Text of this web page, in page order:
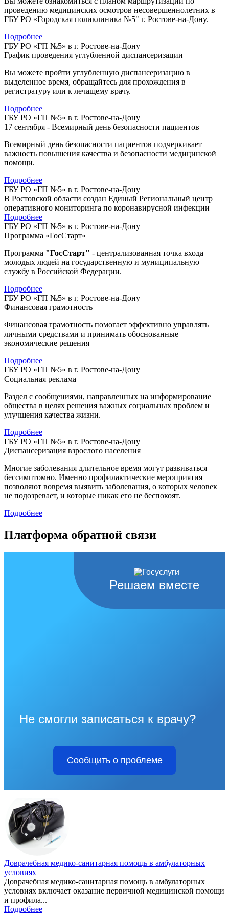
проведению медицинских осмотров несовершеннолетних в
ГБУ РО «Городская поликлиника №5" г. Ростове-на-Дону.
Подробнее
ГБУ РО «ГП №5» в г. Ростове-на-Дону
График проведения углубленной диспансеризации
Вы можете пройти углубленную диспансеризацию в
выделенное время, обращайтесь для прохождения в
регистратуру или к лечащему врачу.
Подробнее
ГБУ РО «ГП №5» в г. Ростове-на-Дону
17 сентября - Всемирный день безопасности пациентов
Всемирный день безопасности пациентов подчеркивает
важность повышения качества и безопасности медицинской
помощи.
Подробнее
ГБУ РО «ГП №5» в г. Ростове-на-Дону
В Ростовской области создан Единый Региональный центр
оперативного мониторинга по коронавирусной инфекции
Подробнее
ГБУ РО «ГП №5» в г. Ростове-на-Дону
Программа «ГосСтарт»
Программа "ГосСтарт" - централизованная точка входа
молодых людей на государственную и муниципальную
службу в Российской Федерации.
Подробнее
ГБУ РО «ГП №5» в г. Ростове-на-Дону
Финансовая грамотность
Финансовая грамотность помогает эффективно управлять
личными средствами и принимать обоснованные
экономические решения
Подробнее
ГБУ РО «ГП №5» в г. Ростове-на-Дону
Социальная реклама
Раздел с сообщениями, направленных на информирование
общества в целях решения важных социальных проблем и
улучшения качества жизни.
Подробнее
ГБУ РО «ГП №5» в г. Ростове-на-Дону
Диспансеризация взрослого населения
Многие заболевания длительное время могут развиваться
бессимптомно. Именно профилактические мероприятия
позволяют вовремя выявить заболевания, о которых человек
не подозревает, и которые никак его не беспокоят.
Подробнее
Платформа обратной связи
Решаем вместе
Не смогли записаться к врачу?
Сообщить о проблеме
Доврачебная медико-санитарная помощь в амбулаторных
условиях
Доврачебная медико-санитарная помощь в амбулаторных
условиях включает оказание первичной медицинской помощи
и профила...
Подробнее